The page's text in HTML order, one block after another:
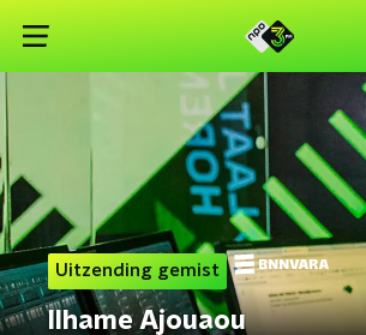
Uitzending gemist
Ilhame Ajouaou